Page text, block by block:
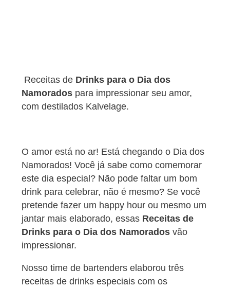
Receitas de Drinks para o Dia dos
Namorados para impressionar seu amor,
com destilados Kalvelage.
O amor está no ar! Está chegando o Dia dos
Namorados! Você já sabe como comemorar
este dia especial? Não pode faltar um bom
drink para celebrar, não é mesmo? Se você
pretende fazer um happy hour ou mesmo um
jantar mais elaborado, essas Receitas de
Drinks para o Dia dos Namorados vão
impressionar.
Nosso time de bartenders elaborou três
receitas de drinks especiais com os